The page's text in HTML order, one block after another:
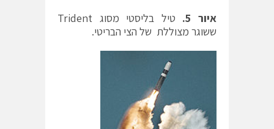
איור 5.
טיל בליסטי מסוג Trident
ששוגר מצוללת של הצי הבריטי.